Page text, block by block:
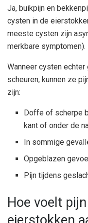
Ja, buikpijn en
cysten in de
meeste cysten zijn
merkbare symptomen).
Wanneer cysten
scheuren, kunnen ze
zijn:
Doffe of scherpe
kant of onder de
In sommige
Opgeblazen
Pijn tijdens
Hoe voelt